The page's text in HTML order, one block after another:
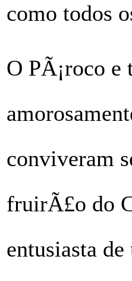
como todos
O PÃ¡roco e
conviveram
fruirÃ£o do
entusiasta